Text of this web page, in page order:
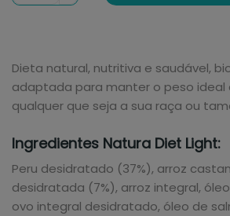
Dieta natural, nutritiva e saudável,
adaptada para manter o peso ideal
qualquer que seja a sua raça ou
Ingredientes Natura Diet Light:
Peru desidratado (37%), arroz
desidratada (7%), arroz integral,
ovo integral desidratado, óleo de